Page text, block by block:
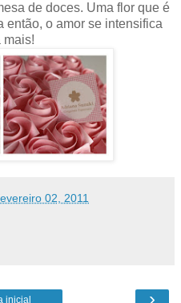
de doces. Uma flor que é
então, o amor se intensifica
mais!
02, 2011
inicial